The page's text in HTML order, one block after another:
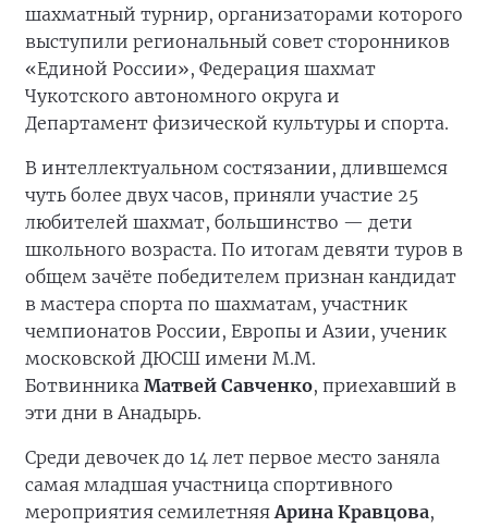
шахматный турнир, организаторами которого
выступили региональный совет сторонников
«Единой России», Федерация шахмат
Чукотского автономного округа и
Департамент физической культуры и спорта.
В интеллектуальном состязании, длившемся
чуть более двух часов, приняли участие 25
любителей шахмат, большинство — дети
школьного возраста. По итогам девяти туров в
общем зачёте победителем признан кандидат
в мастера спорта по шахматам, участник
чемпионатов России, Европы и Азии, ученик
московской ДЮСШ имени М.М.
Ботвинника Матвей Савченко, приехавший в
эти дни в Анадырь.
Среди девочек до 14 лет первое место заняла
самая младшая участница спортивного
мероприятия семилетняяАрина Кравцова,